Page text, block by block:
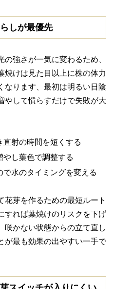
しが最優先
強さが一気に変わるため、
焼けは見た目以上に株の体力
なります、最初は明るい日陰
やして慣らすだけで失敗が大
射の時間を短くする
やし葉色で調整する
水のタイミングを変える
花芽を作るための最短ルート
すれば葉焼けのリスクを下げ
咲かない状態からの立て直し
が最も効果の出やすい一手で